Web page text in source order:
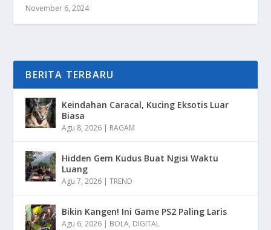
November 6, 2024
BERITA TERBARU
Keindahan Caracal, Kucing Eksotis Luar
Biasa
Agu 8, 2026 | RAGAM
Hidden Gem Kudus Buat Ngisi Waktu
Luang
Agu 7, 2026 |TREND
Bikin Kangen! Ini Game PS2 Paling Laris
Agu 6, 2026 | BOLA, DIGITAL